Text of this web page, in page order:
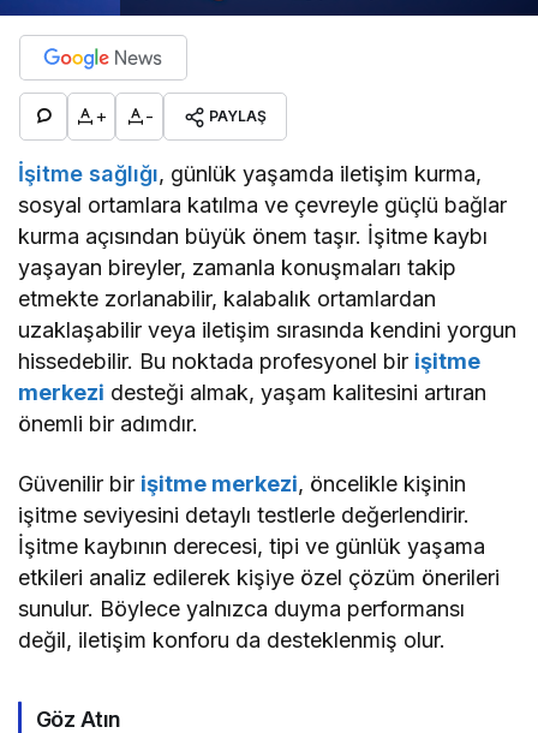
+ - PAYLAŞ
İşitme sağlığı, günlük yaşamda iletişim kurma,
sosyal ortamlara katılma ve çevreyle güçlü bağlar
kurma açısından büyük önem taşır. İşitme kaybı
yaşayan bireyler, zamanla konuşmaları takip
etmekte zorlanabilir, kalabalık ortamlardan
uzaklaşabilir veya iletişim sırasında kendini yorgun
hissedebilir. Bu noktada profesyonel bir işitme
merkezi desteği almak, yaşam kalitesini artıran
önemli bir adımdır.
Güvenilir bir işitme merkezi, öncelikle kişinin
işitme seviyesini detaylı testlerle değerlendirir.
İşitme kaybının derecesi, tipi ve günlük yaşama
etkileri analiz edilerek kişiye özel çözüm önerileri
sunulur. Böylece yalnızca duyma performansı
değil, iletişim konforu da desteklenmiş olur.
Göz Atın